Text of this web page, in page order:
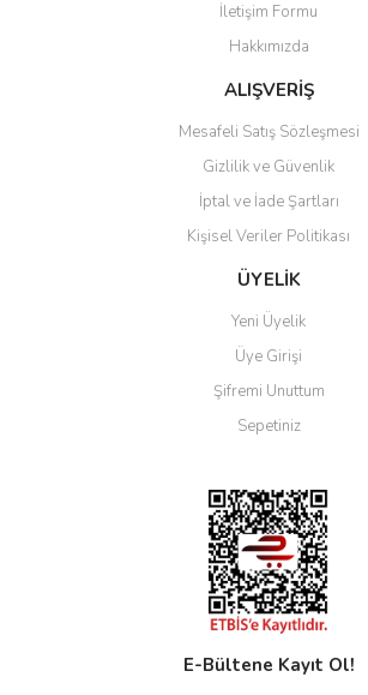
Ürün bilgilerinde hatalar bulunuyor.
Ürün fiyatı diğer sitelerden daha pahalı.
Bu ürüne benzer farklı alternatifler olmalı.
Gönder
İletişim Formu
Hakkımızda
ALIŞVERİŞ
Mesafeli Satış Sözleşmesi
Gizlilik ve Güvenlik
İptal ve İade Şartları
Kişisel Veriler Politikası
ÜYELİK
Yeni Üyelik
Üye Girişi
Şifremi Unuttum
Sepetiniz
E-Bültene Kayıt Ol!